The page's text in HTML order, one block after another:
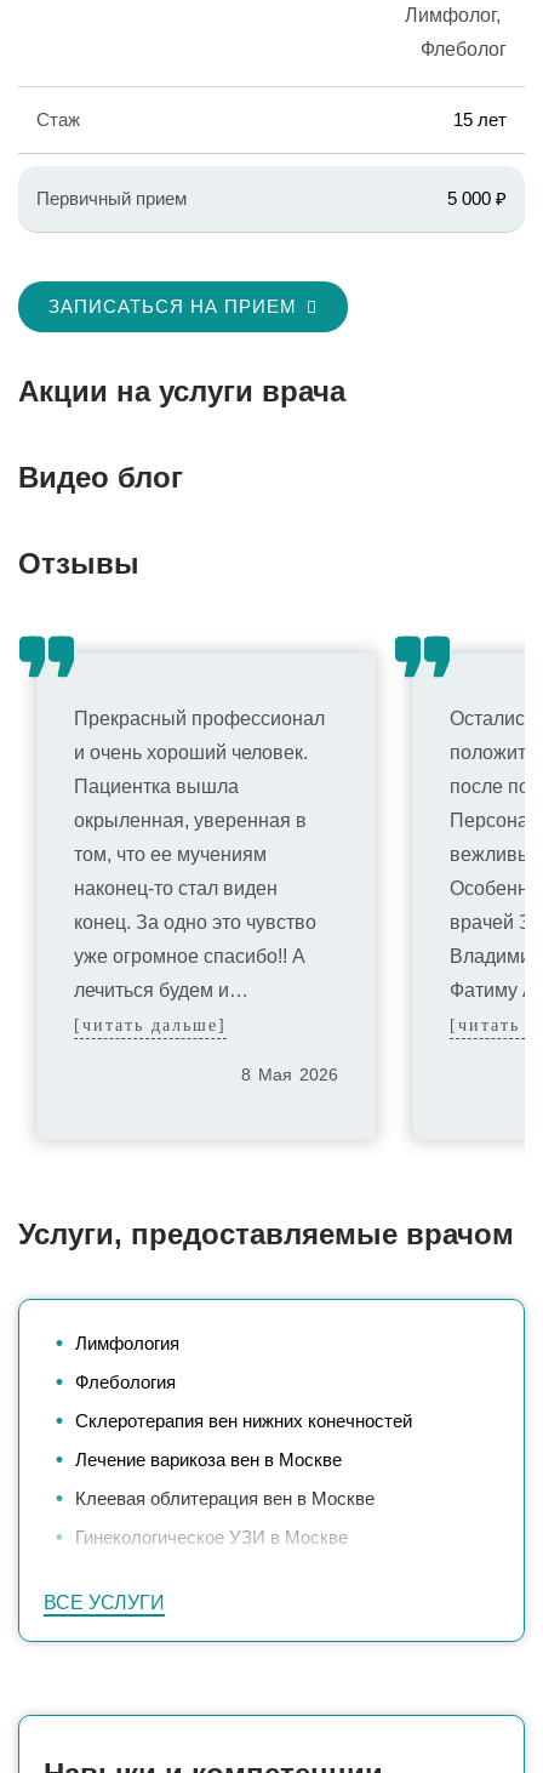
Первичный прием 5 000 ₽
Лимфолог
Флеболог
Стаж 15 лет
ЗАПИСАТЬСЯ НА ПРИЕМ
Акции на услуги врача
Видео блог
Отзывы
Прекрасный профессионал
и очень хороший человек.
Пациентка вышла
окрыленная, уверенная в
том, что ее мучениям
наконец-то стал виден
конец. За одно это чувство
уже огромное спасибо!! А
лечиться будем и…
[читать дальше]
8 Мая 2026
Остались
после
Персонал
вежливы
Особенно
врачей
Фатиму
[читать
Услуги, предоставляемые врачом
ВСЕ УСЛУГИ
Лимфология
Флебология
Склеротерапия вен нижних конечностей
Лечение варикоза вен в Москве
Клеевая облитерация вен в Москве
Гинекологическое УЗИ в Москве
УЗИ коленного сустава